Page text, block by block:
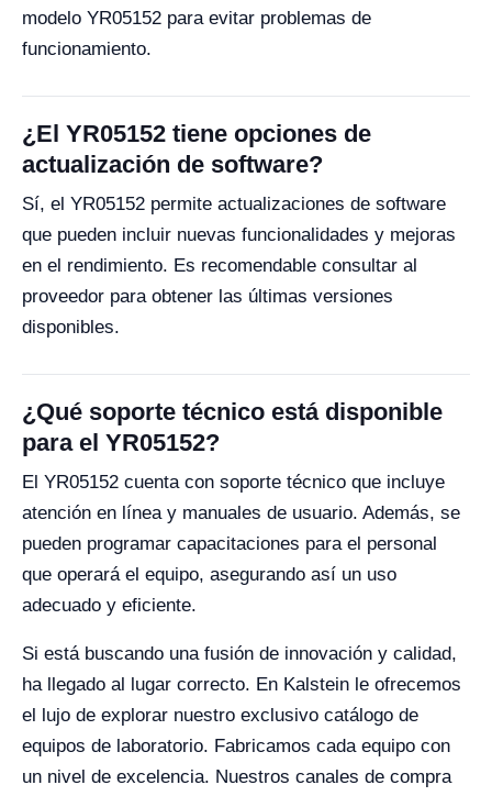
modelo YR05152 para evitar problemas de
funcionamiento.
¿El YR05152 tiene opciones de
actualización de software?
Sí, el YR05152 permite actualizaciones de software
que pueden incluir nuevas funcionalidades y mejoras
en el rendimiento. Es recomendable consultar al
proveedor para obtener las últimas versiones
disponibles.
¿Qué soporte técnico está disponible
para el YR05152?
El YR05152 cuenta con soporte técnico que incluye
atención en línea y manuales de usuario. Además, se
pueden programar capacitaciones para el personal
que operará el equipo, asegurando así un uso
adecuado y eficiente.
Si está buscando una fusión de innovación y calidad,
ha llegado al lugar correcto. En Kalstein le ofrecemos
el lujo de explorar nuestro exclusivo catálogo de
equipos de laboratorio. Fabricamos cada equipo con
un nivel de excelencia. Nuestros canales de compra